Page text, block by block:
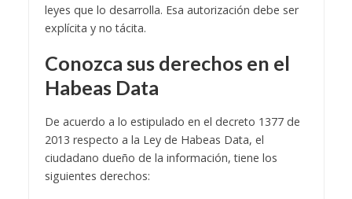
leyes que lo desarrolla. Esa autorización debe ser
explícita y no tácita.
Conozca sus derechos en el
Habeas Data
De acuerdo a lo estipulado en el decreto 1377 de
2013 respecto a la Ley de Habeas Data, el
ciudadano dueño de la información, tiene los
siguientes derechos: